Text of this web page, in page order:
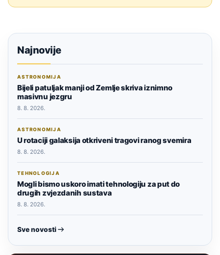
Najnovije
ASTRONOMIJA
Bijeli patuljak manji od Zemlje skriva iznimno
masivnu jezgru
8. 8. 2026.
ASTRONOMIJA
U rotaciji galaksija otkriveni tragovi ranog svemira
8. 8. 2026.
TEHNOLOGIJA
Mogli bismo uskoro imati tehnologiju za put do
drugih zvjezdanih sustava
8. 8. 2026.
Sve novosti